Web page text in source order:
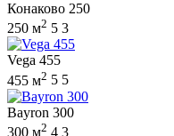
Конаково 250
250 м2 5 3
Vega 455
455 м2 5 5
Bayron 300
300 м2 4 3